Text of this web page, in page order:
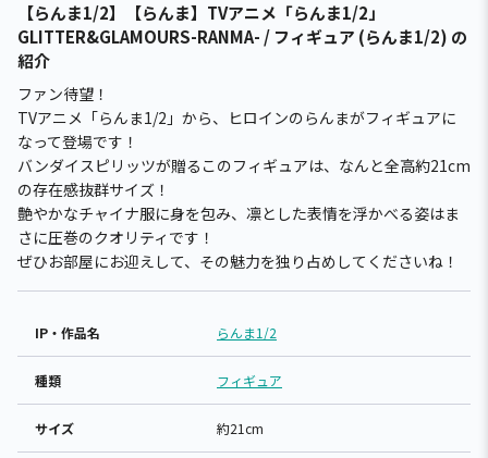
【らんま1/2】【らんま】TVアニメ「らんま1/2」
GLITTER&GLAMOURS-RANMA- / フィギュア (らんま1/2) の
紹介
ファン待望！
TVアニメ「らんま1/2」から、ヒロインのらんまがフィギュアに
なって登場です！
バンダイスピリッツが贈るこのフィギュアは、なんと全高約21cm
の存在感抜群サイズ！
艶やかなチャイナ服に身を包み、凛とした表情を浮かべる姿はま
さに圧巻のクオリティです！
ぜひお部屋にお迎えして、その魅力を独り占めしてくださいね！
IP・作品名 らんま1/2
種類 フィギュア
サイズ 約21cm